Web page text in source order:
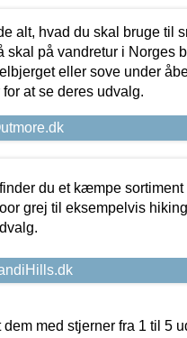
alt, hvad du skal bruge til
skal på vandretur i Norges
eller sove under
at se deres udvalg.
du et kæmpe sortiment
grej til eksempelvis
med stjerner fra 1 til 5